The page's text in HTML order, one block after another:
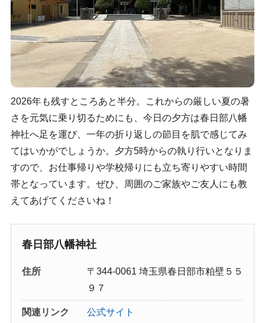
2026年も残すところあと半分。これからの厳しい夏の暑
さを元気に乗り切るためにも、今日の夕方は春日部八幡
神社へ足を運び、一年の折り返しの節目を肌で感じてみ
てはいかがでしょうか。夕方5時からの執り行いとなりま
すので、お仕事帰りや学校帰りにも立ち寄りやすい時間
帯となっています。ぜひ、周囲のご家族やご友人にも教
えてあげてくださいね！
春日部八幡神社
住所
〒344-0061 埼玉県春日部市粕壁５５
９７
関連リンク 公式サイト